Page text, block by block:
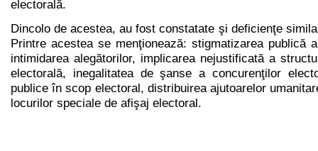
electorală.
Dincolo de acestea, au fost constatate şi deficienţe
Printre acestea se menţionează: stigmatizarea publică
intimidarea alegătorilor, implicarea nejustificată a
electorală, inegalitatea de şanse a concurenţilor
publice în scop electoral, distribuirea ajutoarelor
locurilor speciale de afişaj electoral.